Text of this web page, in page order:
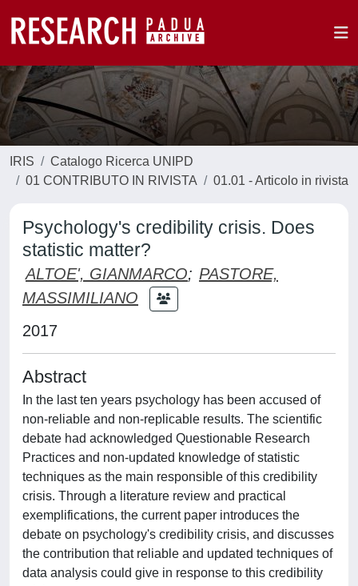
IRIS
Catalogo Ricerca UNIPD
01 CONTRIBUTO IN RIVISTA
01.01 - Articolo in rivista
Psychology's credibility crisis. Does
statistic matter?
ALTOE', GIANMARCO; PASTORE,
MASSIMILIANO
2017
Abstract
In the last ten years psychology has been accused of
non-reliable and non-replicable results. The scientific
debate had acknowledged Questionable Research
Practices and non-updated knowledge of statistic
techniques as the main responsible of this credibility
crisis. Through a literature review and practical
exemplifications, the current paper introduces the
debate on psychology's credibility crisis, and discusses
the contribution that reliable and updated techniques of
data analysis could give in response to this credibility